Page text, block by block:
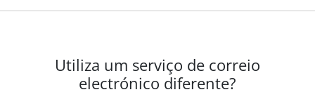
Utiliza um serviço de correio
electrónico diferente?